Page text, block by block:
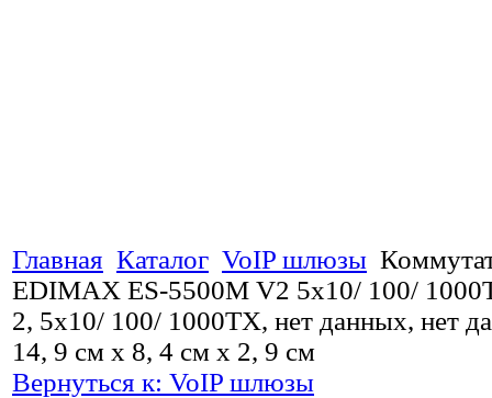
Главная Каталог VoIP шлюзы
EDIMAX ES-5500M V2 5x10/ 100/
2, 5x10/ 100/ 1000TX, нет данных, нет
14, 9 см x 8, 4 см x 2, 9 см
Вернуться к: VoIP шлюзы